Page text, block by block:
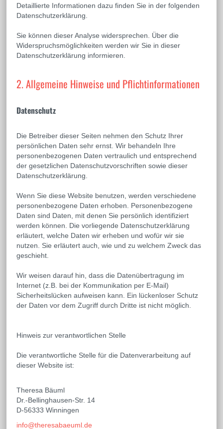
Detaillierte Informationen dazu finden Sie in der folgenden
Datenschutzerklärung.
Sie können dieser Analyse widersprechen. Über die
Widerspruchsmöglichkeiten werden wir Sie in dieser
Datenschutzerklärung informieren.
2. Allgemeine Hinweise und Pflichtinformationen
Datenschutz
Die Betreiber dieser Seiten nehmen den Schutz Ihrer
persönlichen Daten sehr ernst. Wir behandeln Ihre
personenbezogenen Daten vertraulich und entsprechend
der gesetzlichen Datenschutzvorschriften sowie dieser
Datenschutzerklärung.
Wenn Sie diese Website benutzen, werden verschiedene
personenbezogene Daten erhoben. Personenbezogene
Daten sind Daten, mit denen Sie persönlich identifiziert
werden können. Die vorliegende Datenschutzerklärung
erläutert, welche Daten wir erheben und wofür wir sie
nutzen. Sie erläutert auch, wie und zu welchem Zweck das
geschieht.
Wir weisen darauf hin, dass die Datenübertragung im
Internet (z.B. bei der Kommunikation per E-Mail)
Sicherheitslücken aufweisen kann. Ein lückenloser Schutz
der Daten vor dem Zugriff durch Dritte ist nicht möglich.
Hinweis zur verantwortlichen Stelle
Die verantwortliche Stelle für die Datenverarbeitung auf
dieser Website ist:
Theresa Bäuml
Dr.-Bellinghausen-Str. 14
D-56333 Winningen
info@theresabaeuml.de